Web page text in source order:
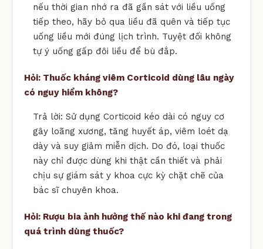
nếu thời gian nhớ ra đã gần sát với liều uống
tiếp theo, hãy bỏ qua liều đã quên và tiếp tục
uống liều mới đúng lịch trình. Tuyệt đối không
tự ý uống gấp đôi liều để bù đắp.
Hỏi: Thuốc kháng viêm Corticoid dùng lâu ngày
có nguy hiểm không?
Trả lời: Sử dụng Corticoid kéo dài có nguy cơ
gây loãng xương, tăng huyết áp, viêm loét dạ
dày và suy giảm miễn dịch. Do đó, loại thuốc
này chỉ được dùng khi thật cần thiết và phải
chịu sự giám sát y khoa cực kỳ chặt chẽ của
bác sĩ chuyên khoa.
Hỏi: Rượu bia ảnh hưởng thế nào khi đang trong
quá trình dùng thuốc?